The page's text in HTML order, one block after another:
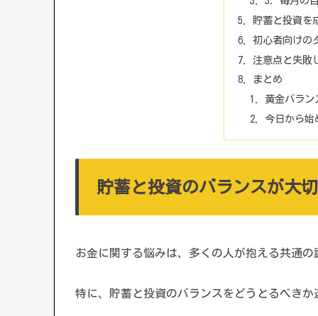
貯蓄と投資を
初心者向けの
注意点と失敗
まとめ
黄金バラン
今日から始
貯蓄と投資のバランスが大
お金に関する悩みは、多くの人が抱える共通の
特に、貯蓄と投資のバランスをどうとるべき